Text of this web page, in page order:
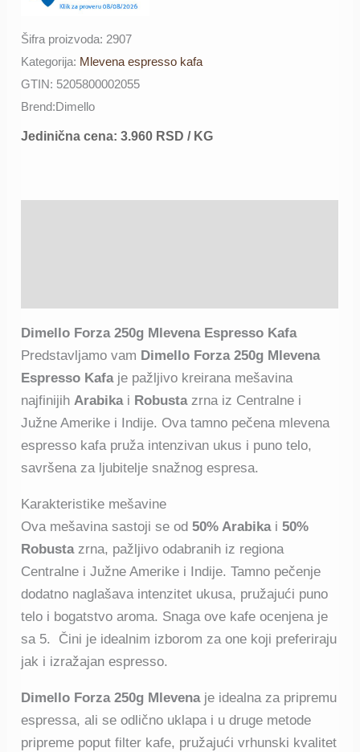
Šifra proizvoda: 2907
Kategorija: Mlevena espresso kafa
GTIN: 5205800002055
Brend:Dimello
Jedinična cena:3.960 RSD / KG
Dimello Forza 250g Mlevena Espresso Kafa
Predstavljamo vam Dimello Forza 250g Mlevena
Espresso Kafaje pažljivo kreirana mešavina
najfinijihArabikai Robustazrna iz Centralne i
Južne Amerike i Indije. Ova tamno pečena mlevena
espresso kafa pruža intenzivan ukus i puno telo,
savršena za ljubitelje snažnog espresa.
Karakteristike mešavine
Ova mešavina sastoji se od50% Arabikai50%
Robustazrna, pažljivo odabranih iz regiona
Centralne i Južne Amerike i Indije. Tamno pečenje
dodatno naglašava intenzitet ukusa, pružajući puno
telo i bogatstvo aroma. Snaga ove kafe ocenjena je
sa 5. Čini je idealnim izborom za one koji preferiraju
jak i izražajan espresso.
Dimello Forza 250g Mlevenaje idealna za pripremu
espressa, ali se odlično uklapa i u druge metode
pripreme poput filter kafe, pružajući vrhunski kvalitet